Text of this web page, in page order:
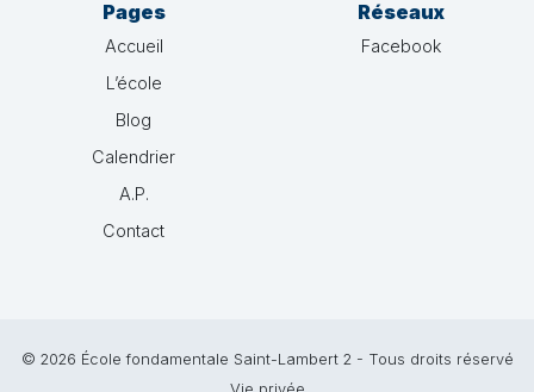
Pages
Accueil
L’école
Blog
Calendrier
A.P.
Contact
Réseaux
Facebook
© 2026 École fondamentale Saint-Lambert 2 - Tous droits réservé